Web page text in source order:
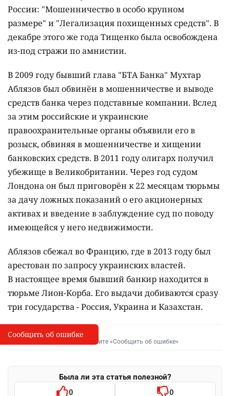
России: "Мошенничество в особо крупном
размере" и "Легализация похищенных средств". В
декабре этого же года Тищенко была освобождена
из-под стражи по амнистии.
В 2009 году бывший глава "БТА Банка" Мухтар
Аблязовбыл обвинён в мошенничестве и выводе
средств банка через подставные компании. Вслед
за этим российские и украинские
правоохранительные органы объявили его в
розыск, обвиняя в мошенничестве и хищении
банковских средств. В 2011 году олигарх получил
убежище в Великобритании. Через год судом
Лондона он был приговорён к 22 месяцам тюрьмы
задачу ложных показаний о его акционерных
активах и введение в заблуждение суд по поводу
имеющейся у него недвижимости.
Аблязов сбежал во Францию, где в 2013 году был
арестован по запросу украинских властей.
Внастоящее время бывший банкир находится в
тюрьме Лион-Корба. Его выдачи добиваются сразу
три государства -Россия, Украина и Казахстан.
I
Сообщить об опечатке
Выделите фрагмент и нажмите «Сообщить об ошибке»
Была ли эта статья полезной?
0 0
Сообщить об ошибке